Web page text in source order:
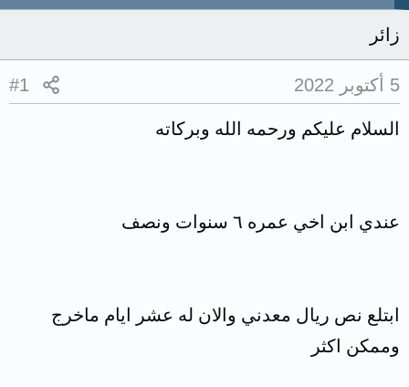
زائر
5 أكتوبر 2022 #1
السلام عليكم ورحمه الله وبركاته
عندي ابن اخي عمره ٦ سنوات ونصف
ابتلع نص ريال معدني والان له عشر ايام ماخرج
وممكن اكثر